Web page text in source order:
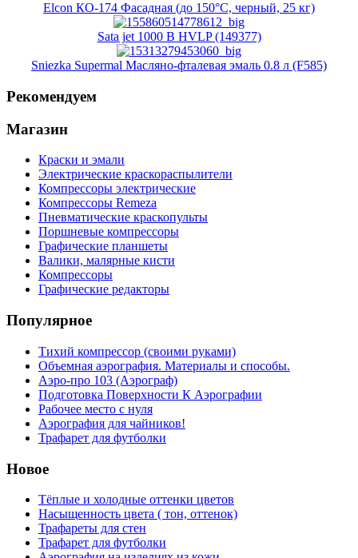
Elcon КО-174 Фасадная (до 150°C, черный, 25 кг)
Sata jet 1000 B HVLP (149377)
Sniezka Supermal Масляно-фталевая эмаль 0.8 л (F585)
Рекомендуем
Магазин
Краски и эмали
Электрические краскораспылители
Компрессоры электрические
Компрессоры Remeza
Пневматические краскопульты
Поршневые компрессоры
Графические планшеты
Валики, малярные кисти
Компрессоры
Графические редакторы
Популярное
Тихий компрессор (своими руками)
Объемная аэрография. Материалы и способы.
Аэро-про 103 (Аэрограф)
Подготовка Поверхности К Аэрографии
Рабочее место с нуля
Аэрография для чайников!
Трафарет для футболки
Новое
Тёплые и холодные оттенки цветов
Насыщенность цвета ( тон, оттенок)
Трафареты для стен
Трафарет для футболки